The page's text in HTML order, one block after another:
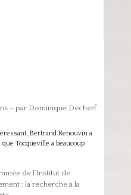
– par Dominique Decherf
Bertrand Renouvin a
Tocqueville a beaucoup
de l’Institut de
: la recherche à la